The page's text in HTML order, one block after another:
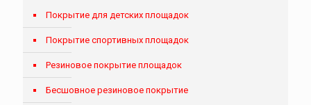
Покрытие для детских площадок
Покрытие спортивных площадок
Резиновое покрытие площадок
Бесшовное резиновое покрытие